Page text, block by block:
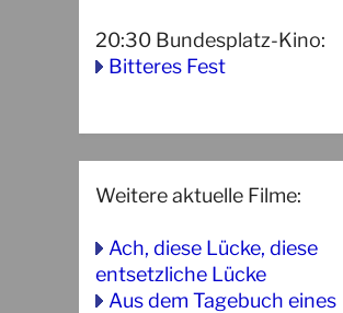
20:30 Bundesplatz-Kino:
Bitteres Fest
Weitere aktuelle Filme:
Ach, diese Lücke, diese
entsetzliche Lücke
Aus dem Tagebuch eines